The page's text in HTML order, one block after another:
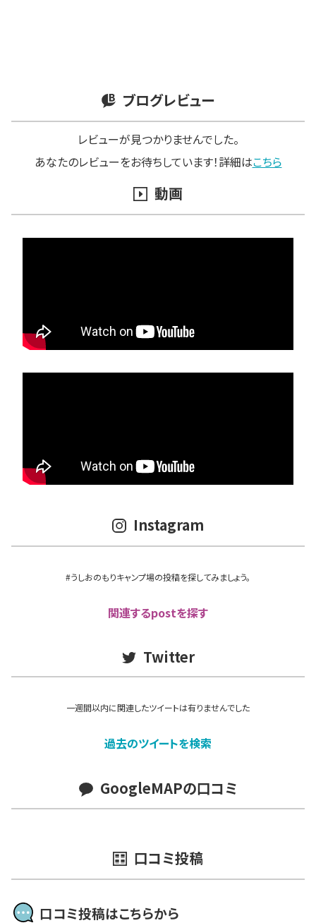
ブログレビュー
レビューが見つかりませんでした。
あなたのレビューをお待ちしています！詳細はこちら
動画
Instagram
#うしおのもりキャンプ場の投稿を探してみましょう。
関連するpostを探す
Twitter
一週間以内に関連したツイートは有りませんでした
過去のツイートを検索
GoogleMAPの口コミ
口コミ投稿
口コミ投稿はこちらから